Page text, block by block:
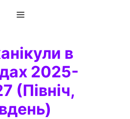
Меню
в
2025-
(Північ,